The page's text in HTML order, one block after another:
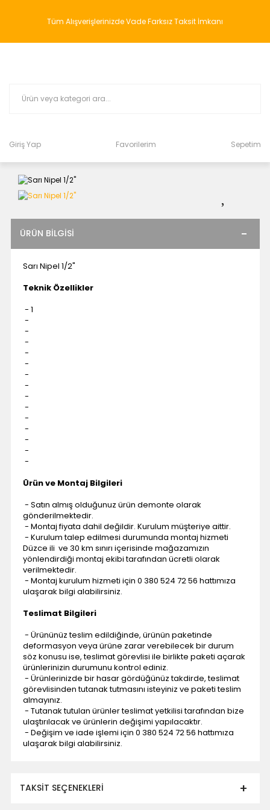
Tüm Alışverişlerinizde Vade Farksız Taksit İmkanı
Giriş Yap Favorilerim Sepetim
ÜRÜN BILGISI
Sarı Nipel 1/2"
Teknik Özellikler
- 1
-
-
-
-
-
-
-
-
-
-
-
-
-
-
Ürün ve Montaj Bilgileri
- Satın almış olduğunuz ürün demonte olarak
gönderilmektedir.
- Montaj fiyata dahil değildir. Kurulum müşteriye aittir.
- Kurulum talep edilmesi durumunda montaj hizmeti
Düzce ili ve 30 km sınırı içerisinde mağazamızın
yönlendirdiği montaj ekibi tarafından ücretli olarak
verilmektedir.
- Montaj kurulum hizmeti için 0 380 524 72 56 hattımıza
ulaşarak bilgi alabilirsiniz.
Teslimat Bilgileri
- Ürününüz teslim edildiğinde, ürünün paketinde
deformasyon veya ürüne zarar verebilecek bir durum
söz konusu ise, teslimat görevlisi ile birlikte paketi açarak
ürünlerinizin durumunu kontrol ediniz.
- Ürünlerinizde bir hasar gördüğünüz takdirde, teslimat
görevlisinden tutanak tutmasını isteyiniz ve paketi teslim
almayınız.
- Tutanak tutulan ürünler teslimat yetkilisi tarafından bize
ulaştırılacak ve ürünlerin değişimi yapılacaktır.
- Değişim ve iade işlemi için 0 380 524 72 56 hattımıza
ulaşarak bilgi alabilirsiniz.
TAKSIT SEÇENEKLERI